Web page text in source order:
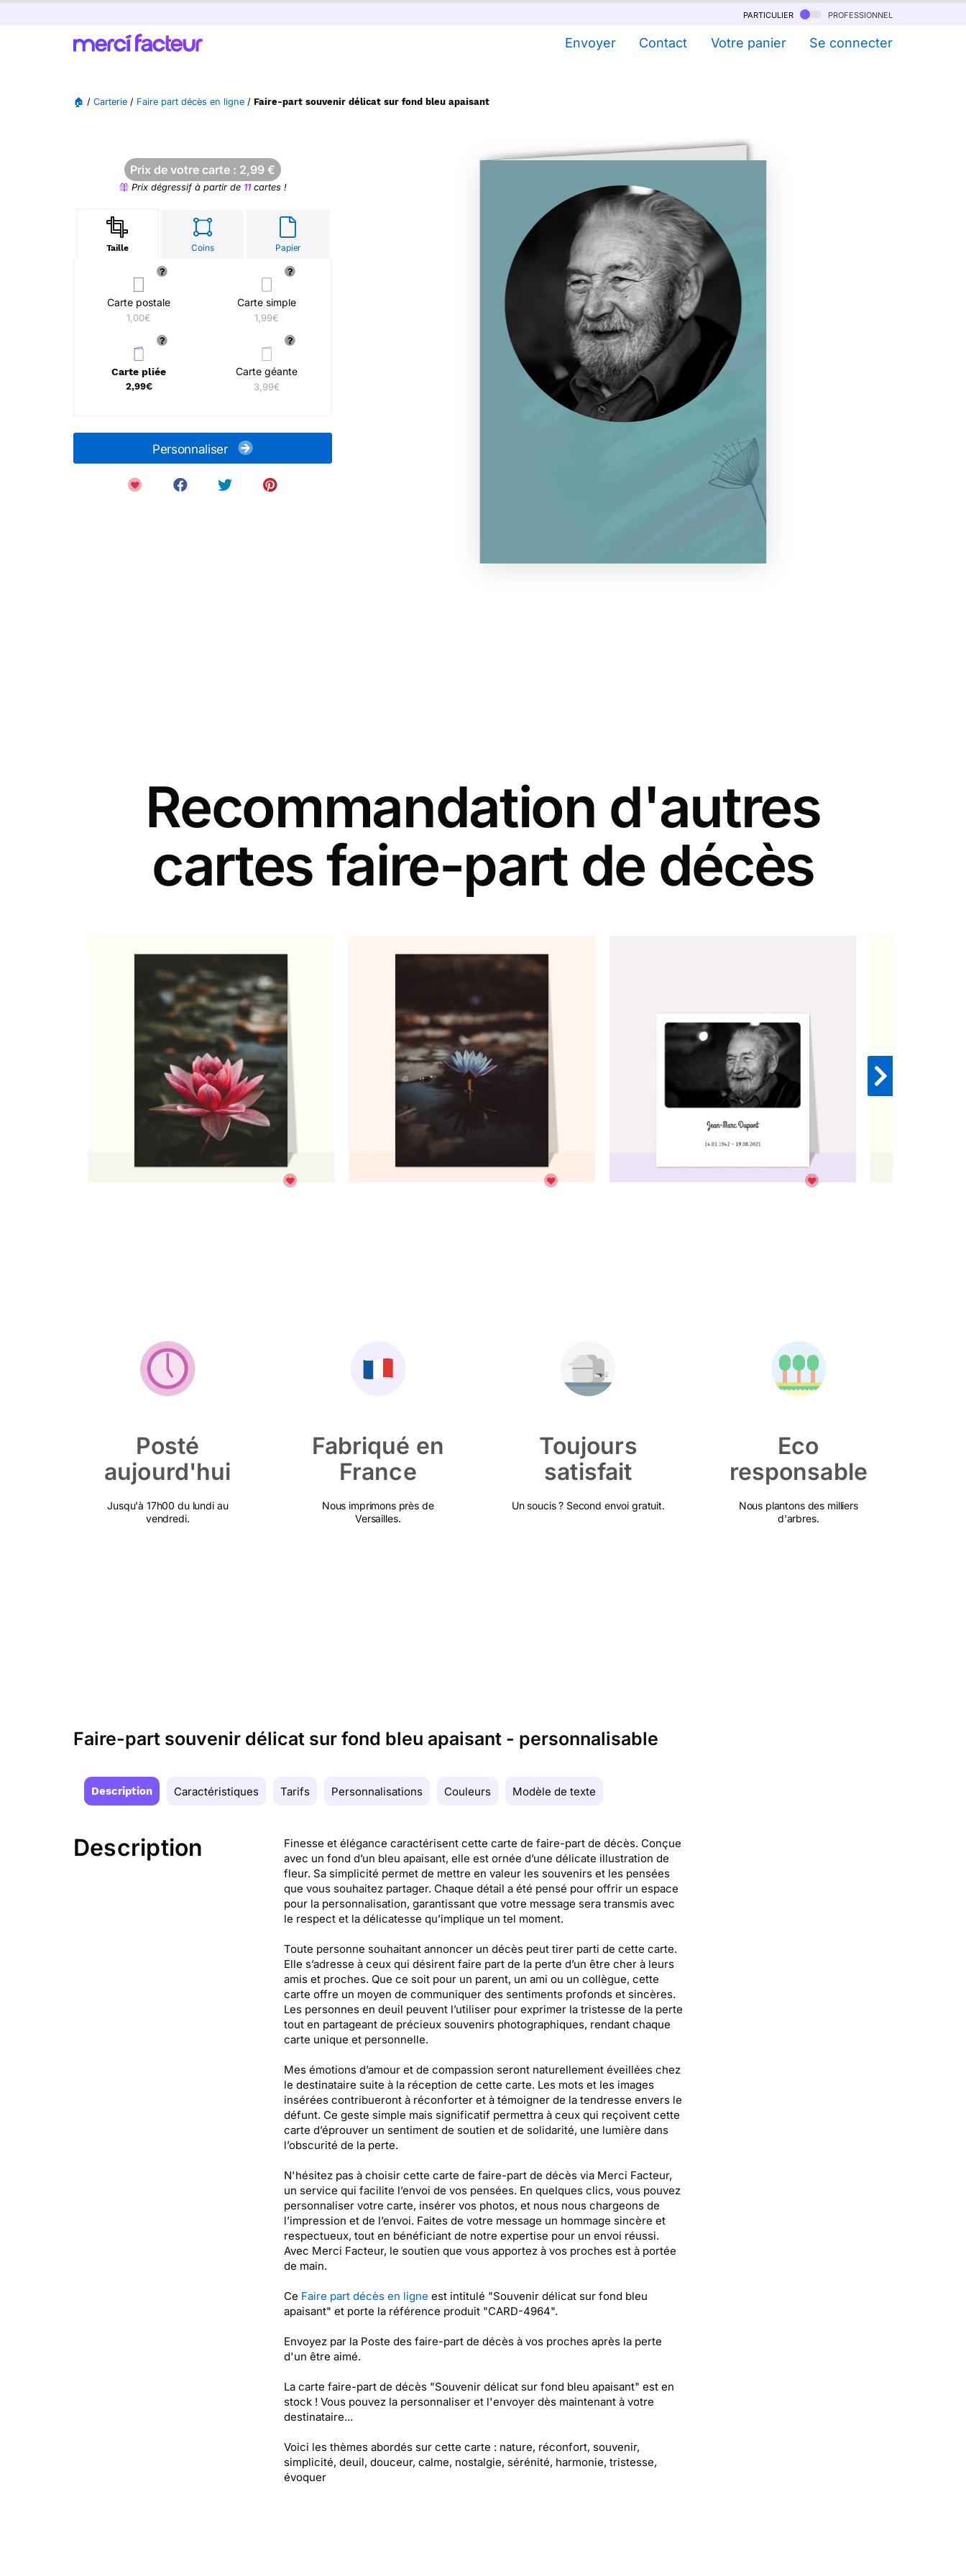
particulier professionnel
Envoyer Contact Votre panier Se connecter
🏠 / Carterie / Faire part décès en ligne / Faire-part souvenir délicat sur fond bleu apaisant
Prix de votre carte : 2,99 €
Prix dégressif à partir de 11cartes !
Taille Coins Papier
Carte postale
1,00€
Carte simple
1,99€
Carte pliée
2,99€
Carte géante
3,99€
Personnaliser
Recommandation d'autres
cartes faire-part de décès
Posté
aujourd'hui
Jusqu'à 17h00 du lundi au
vendredi.
Fabriqué en
France
Nous imprimons près de
Versailles.
Toujours
satisfait
Un soucis ? Second envoi gratuit.
Eco
responsable
Nous plantons des milliers
d'arbres.
Faire-part souvenir délicat sur fond bleu apaisant - personnalisable
Description Caractéristiques Tarifs Personnalisations Couleurs Modèle de texte
Description
Finesse et élégance caractérisent cette carte de faire-part de décès. Conçue
avec un fond d’un bleu apaisant, elle est ornée d’une délicate illustration de
fleur. Sa simplicité permet de mettre en valeur les souvenirs et les pensées
que vous souhaitez partager. Chaque détail a été pensé pour offrir un espace
pour la personnalisation, garantissant que votre message sera transmis avec
le respect et la délicatesse qu’implique un tel moment.
Toute personne souhaitant annoncer un décès peut tirer parti de cette carte.
Elle s’adresse à ceux qui désirent faire part de la perte d’un être cher à leurs
amis et proches. Que ce soit pour un parent, un ami ou un collègue, cette
carte offre un moyen de communiquer des sentiments profonds et sincères.
Les personnes en deuil peuvent l’utiliser pour exprimer la tristesse de la perte
tout en partageant de précieux souvenirs photographiques, rendant chaque
carte unique et personnelle.
Mes émotions d’amour et de compassion seront naturellement éveillées chez
le destinataire suite à la réception de cette carte. Les mots et les images
insérées contribueront à réconforter et à témoigner de la tendresse envers le
défunt. Ce geste simple mais significatif permettra à ceux qui reçoivent cette
carte d’éprouver un sentiment de soutien et de solidarité, une lumière dans
l’obscurité de la perte.
N'hésitez pas à choisir cette carte de faire-part de décès via Merci Facteur,
un service qui facilite l’envoi de vos pensées. En quelques clics, vous pouvez
personnaliser votre carte, insérer vos photos, et nous nous chargeons de
l’impression et de l’envoi. Faites de votre message un hommage sincère et
respectueux, tout en bénéficiant de notre expertise pour un envoi réussi.
Avec Merci Facteur, le soutien que vous apportez à vos proches est à portée
de main.
Ce Faire part décès en ligne est intitulé "Souvenir délicat sur fond bleu
apaisant" et porte la référence produit "CARD-4964".
Envoyez par la Poste des faire-part de décès à vos proches après la perte
d'un être aimé.
La carte faire-part de décès "Souvenir délicat sur fond bleu apaisant" est en
stock ! Vous pouvez la personnaliser et l'envoyer dès maintenant à votre
destinataire...
Voici les thèmes abordés sur cette carte : nature, réconfort, souvenir,
simplicité, deuil, douceur, calme, nostalgie, sérénité, harmonie, tristesse,
évoquer